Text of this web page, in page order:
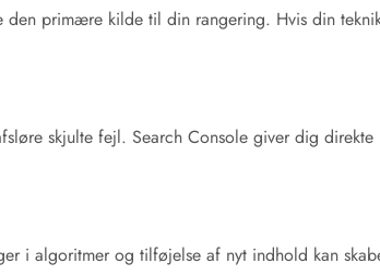
primære kilde til din rangering. Hvis din
skjulte fejl. Search Console giver dig
i algoritmer og tilføjelse af nyt indhold kan